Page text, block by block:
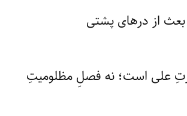
از درهای پشتی
علی است؛ نه فصلِ مظلومیتِ